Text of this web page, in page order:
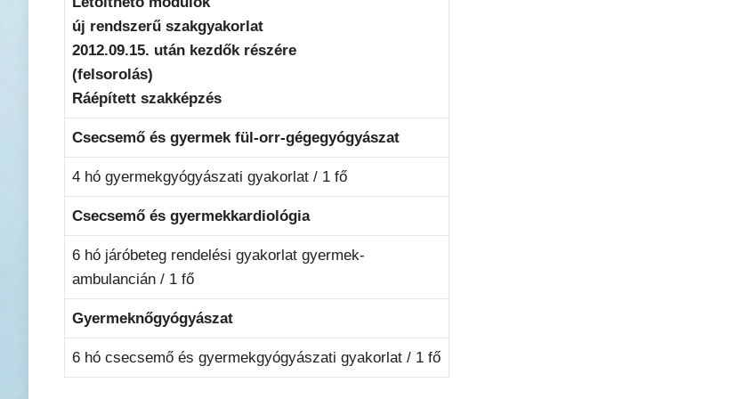
új rendszerű szakgyakorlat
2012.09.15. után kezdők részére
(felsorolás)
Ráépített szakképzés
Csecsemő és gyermek fül-orr-gégegyógyászat
4 hó gyermekgyógyászati gyakorlat / 1 fő
Csecsemő és gyermekkardiológia
6 hó járóbeteg rendelési gyakorlat gyermek-
ambulancián / 1 fő
Gyermeknőgyógyászat
6 hó csecsemő és gyermekgyógyászati gyakorlat / 1 fő